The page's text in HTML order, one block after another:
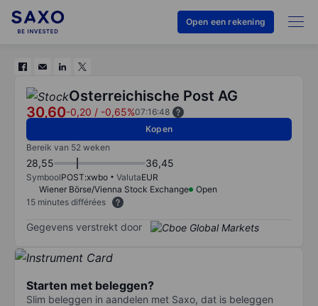
Open een rekening
Osterreichische Post AG
30,60-0,20 / -0,65%07:16:48
Kopen
Bereik van 52 weken
28,55 36,45
SymboolPOST:xwbo ValutaEUR
Wiener Börse/Vienna Stock Exchange
Open
15 minutes différées
Gegevens verstrekt door
Starten met beleggen?
Slim beleggen in aandelen met Saxo, dat is beleggen